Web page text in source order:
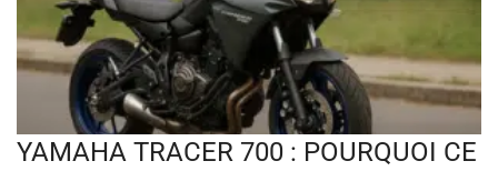
YAMAHA TRACER 700 : POURQUOI CE